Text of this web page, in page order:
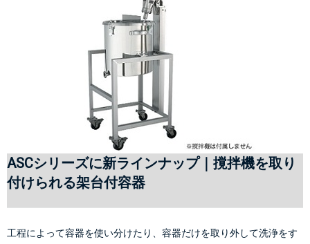
ASCシリーズに新ラインナップ｜撹拌機を取り
付けられる架台付容器
工程によって容器を使い分けたり、容器だけを取り外して洗浄をす